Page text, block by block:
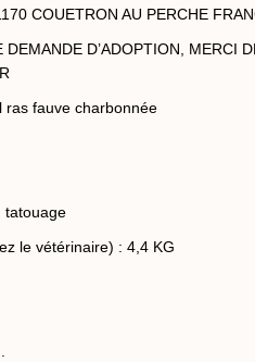
COUETRON AU PERCHE
DEMANDE D’ADOPTION, MERCI
ras fauve charbonnée
tatouage
le vétérinaire) : 4,4 KG